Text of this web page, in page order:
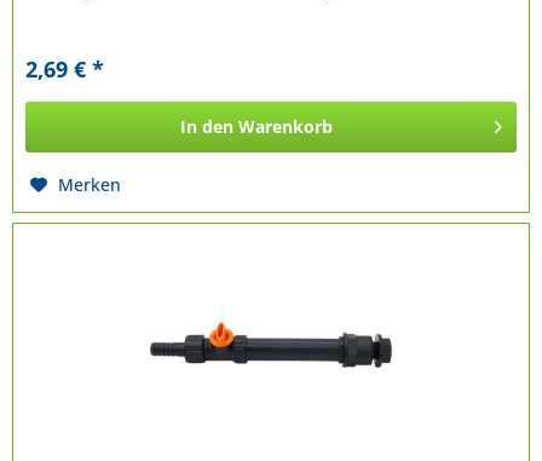
2,69 € *
In den Warenkorb
Merken